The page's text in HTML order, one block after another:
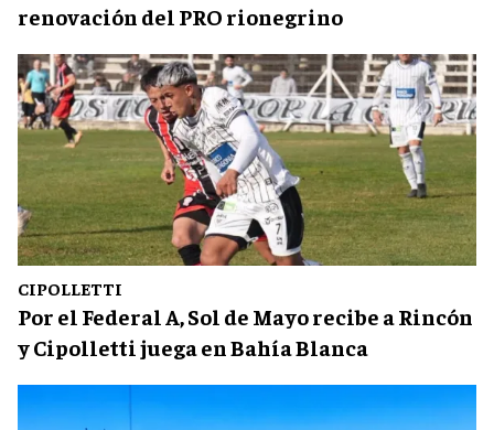
renovación del PRO rionegrino
CIPOLLETTI
Por el Federal A, Sol de Mayo recibe a Rincón
y Cipolletti juega en Bahía Blanca